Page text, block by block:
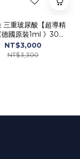
三重玻尿酸【超導精
國原裝1ml 》30入
- 德國Viscontour
NT$3,000
NT$3,300